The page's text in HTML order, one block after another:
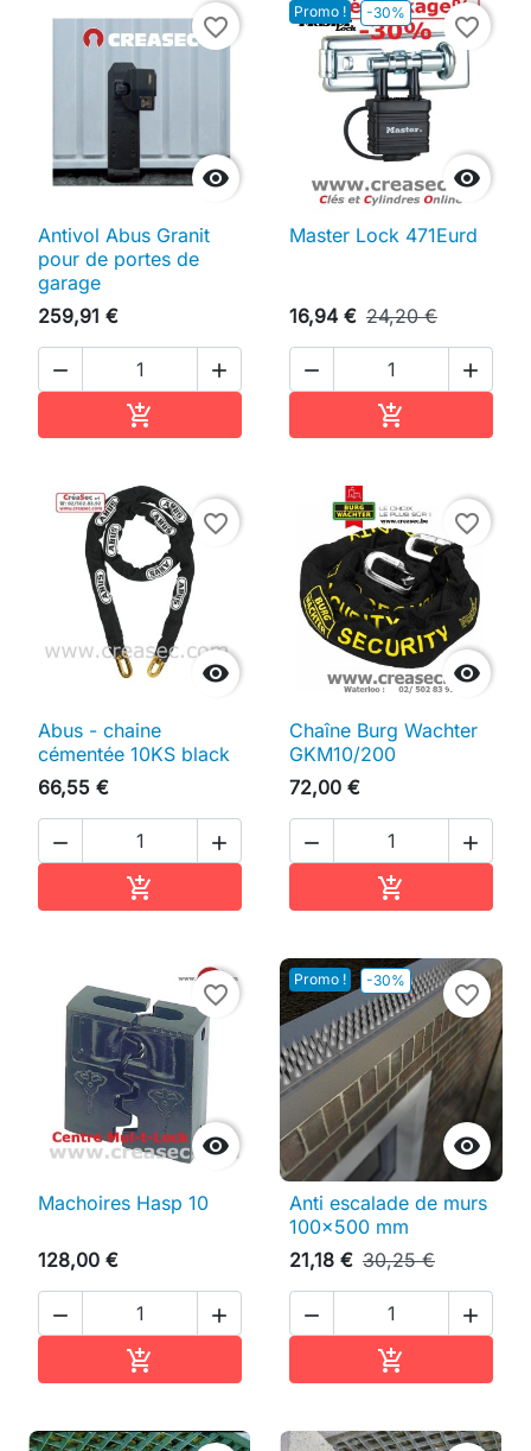

favorite_border
Antivol Abus Granit
pour de portes de
garage
259,91 €
 

Promo ! -30%

favorite_border
Master Lock 471Eurd
16,94 € 24,20 €
 


favorite_border
Abus - chaine
cémentée 10KS black
66,55 €
 


favorite_border
Chaîne Burg Wachter
GKM10/200
72,00 €
 


favorite_border
Machoires Hasp 10
128,00 €
 

Promo ! -30%

favorite_border
Anti escalade de murs
100x500 mm
21,18 € 30,25 €
 
